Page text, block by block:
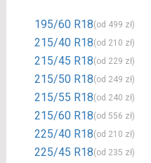
195/60 R18(od 499 zł)
215/40 R18(od 210 zł)
215/45 R18(od 229 zł)
215/50 R18(od 249 zł)
215/55 R18(od 240 zł)
215/60 R18(od 556 zł)
225/40 R18(od 210 zł)
225/45 R18(od 235 zł)